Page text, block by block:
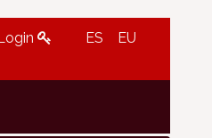
ES EU